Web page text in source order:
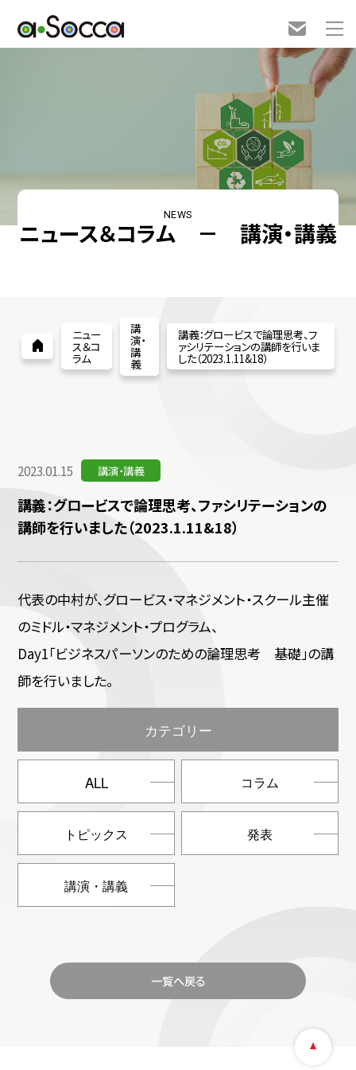
NEWS
ニュース＆コラム － 講演・講義
ニュー
ス＆コ
ラム
講
演・
講
義
講義：グロービスで論理思考、フ
ァシリテーションの講師を行いま
した（2023.1.11&18）
2023.01.15 講演・講義
講義：グロービスで論理思考、ファシリテーションの
講師を行いました（2023.1.11&18）
代表の中村が、グロービス・マネジメント・スクール主催
のミドル・マネジメント・プログラム、
Day1「ビジネスパーソンのための論理思考 基礎」の講
師を行いました。
カテゴリー
ALL コラム
トピックス 発表
講演・講義
一覧へ戻る